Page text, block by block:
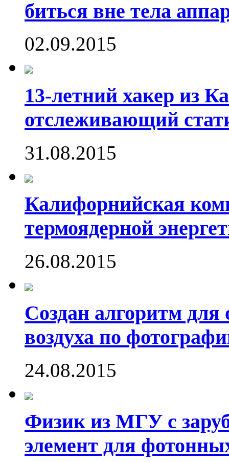
биться вне тела
02.09.2015
13-летний хакер из
отслеживающий
31.08.2015
Калифорнийская
термоядерной
26.08.2015
Создан алгоритм для
воздуха по
24.08.2015
Физик из МГУ с
элемент для